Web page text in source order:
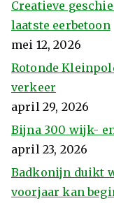
Creatieve
laatste eerbetoon
mei 12, 2026
Rotonde
verkeer
april 29, 2026
Bijna 300 wijk-
april 23, 2026
Badkonijn duikt
voorjaar kan